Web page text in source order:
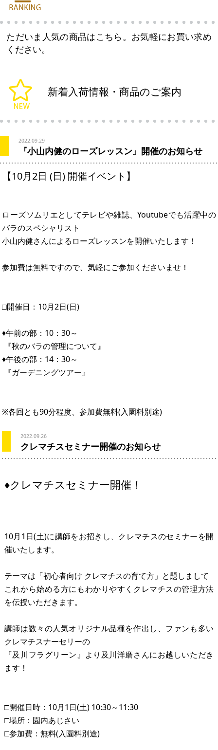
ただいま人気の商品はこちら。お気軽にお買い求め
ください。
新着入荷情報・商品のご案内
2022.09.29
『小山内健のローズレッスン』開催のお知らせ
【10月2日 (日) 開催イベント】
ローズソムリエとしてテレビや雑誌、Youtubeでも活躍中の
バラのスペシャリスト
小山内健さんによるローズレッスンを開催いたします！
参加費は無料ですので、気軽にご参加くださいませ！
□開催日：10月2日(日)
♦午前の部：10：30～
『秋のバラの管理について』
♦午後の部：14：30～
『ガーデニングツアー』
※各回とも90分程度、参加費無料(入園料別途)
2022.09.26
クレマチスセミナー開催のお知らせ
♦クレマチスセミナー開催！
10月1日(土)に講師をお招きし、クレマチスのセミナーを開
催いたします。
テーマは「初心者向け クレマチスの育て方」と題しまして
これから始める方にもわかりやすくクレマチスの管理方法
を伝授いただきます。
講師は数々の人気オリジナル品種を作出し、ファンも多い
クレマチスナーセリーの
『及川フラグリーン』より及川洋磨さんにお越しいただき
ます！
□開催日時：10月1日(土) 10:30～11:30
□場所：園内あじさい
□参加費：無料(入園料別途)